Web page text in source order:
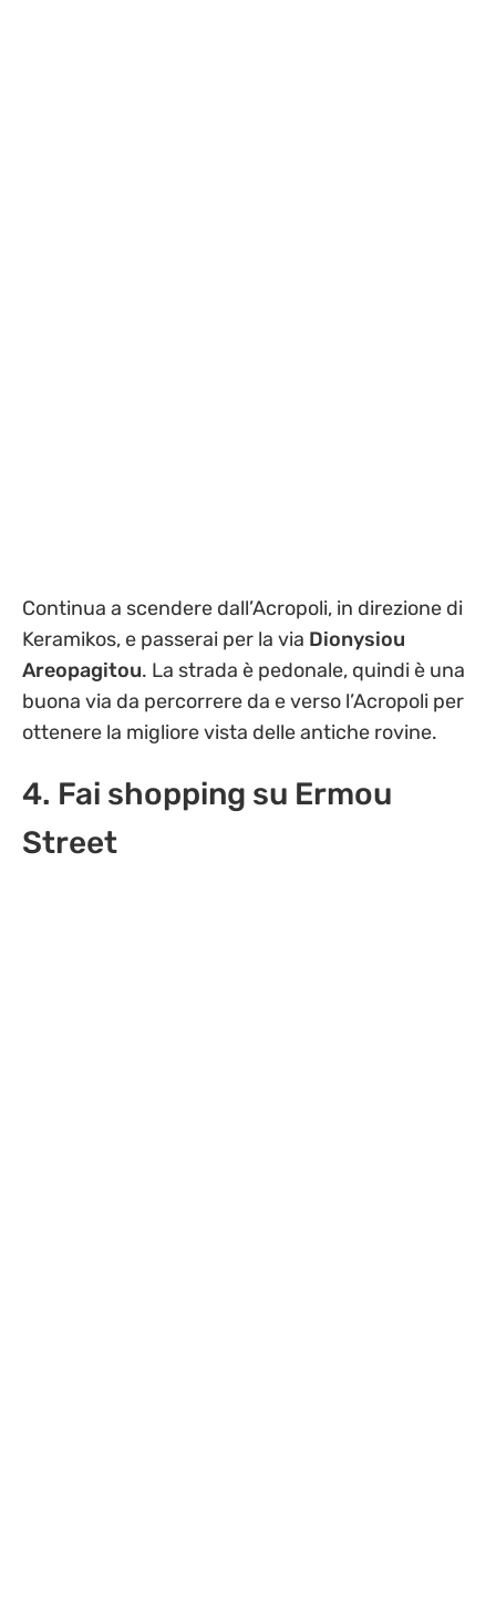
Continua a scendere dall’Acropoli, in direzione di
Keramikos, e passerai per la via Dionysiou
Areopagitou. La strada è pedonale, quindi è una
buona via da percorrere da e verso l’Acropoli per
ottenere la migliore vista delle antiche rovine.
4. Fai shopping su Ermou
Street